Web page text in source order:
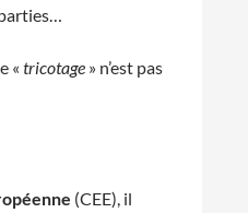
« tricotage » n’est pas
(CEE), il